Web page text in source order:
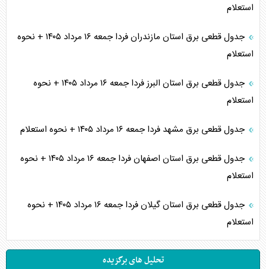
استعلام
جدول قطعی برق استان مازندران فردا جمعه ۱۶ مرداد ۱۴۰۵ + نحوه
استعلام
جدول قطعی برق استان البرز فردا جمعه ۱۶ مرداد ۱۴۰۵ + نحوه
استعلام
جدول قطعی برق مشهد فردا جمعه ۱۶ مرداد ۱۴۰۵ + نحوه استعلام
جدول قطعی برق استان اصفهان فردا جمعه ۱۶ مرداد ۱۴۰۵ + نحوه
استعلام
جدول قطعی برق استان گیلان فردا جمعه ۱۶ مرداد ۱۴۰۵ + نحوه
استعلام
تحلیل های برگزیده